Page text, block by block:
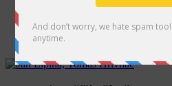
Jan Lipina
Jan lipina-T